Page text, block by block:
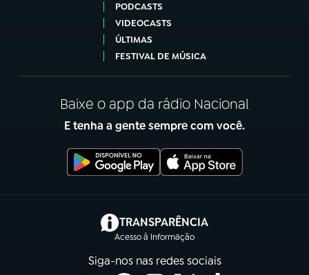
PODCASTS
VIDEOCASTS
ÚLTIMAS
FESTIVAL DE MÚSICA
Baixe o app da rádio Nacional
E tenha a gente sempre com você.
TRANSPARÊNCIA
Acesso à Informação
(abre em nova aba)
Siga-nos nas redes sociais